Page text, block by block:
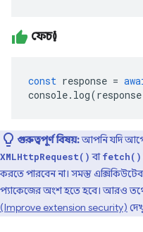
ফেচ()
const response =
console. log(response
গুরুত্বপূর্ণ বিষয়:আপনি যদি
XMLHttpRequest() বাfetch()
করতে পারবেন না। সমস্ত
প্যাকেজের অংশ হতে হবে। আরও
(Improve extension security)